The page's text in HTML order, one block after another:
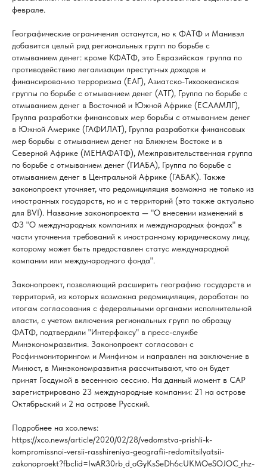
феврале.
Географические ограничения останутся, но к ФАТФ и Манивэл
добавится целый ряд региональных групп по борьбе с
отмыванием денег: кроме КФАТФ, это Евразийская группа по
противодействию легализации преступных доходов и
финансированию терроризма (ЕАГ), Азиатско-Тихоокеанская
группы по борьбе с отмыванием денег (АТГ), Группа по борьбе с
отмыванием денег в Восточной и Южной Африке (ЕСААМЛГ),
Группа разработки финансовых мер борьбы с отмыванием денег
в Южной Америке (ГАФИЛАТ), Группа разработки финансовых
мер борьбы с отмыванием денег на Ближнем Востоке и в
Северной Африке (МЕНАФАТФ), Межправительственная группа
по борьбе с отмыванием денег (ГИАБА), Группа по борьбе с
отмыванием денег в Центральной Африке (ГАБАК). Также
законопроект уточняет, что редомициляция возможна не только из
иностранных государств, но и с территорий (это также актуально
для BVI). Название законопроекта — "О внесении изменений в
ФЗ "О международных компаниях и международных фондах" в
части уточнения требований к иностранному юридическому лицу,
которому может быть предоставлен статус международной
компании или международного фонда".
Законопроект, позволяющий расширить географию государств и
территорий, из которых возможна редомициляция, доработан по
итогам согласования с федеральными органами исполнительной
власти, с учетом включения региональных групп по образцу
ФАТФ, подтвердили "Интерфаксу" в пресс-службе
Минэкономразвития. Законопроект согласован с
Росфинмониторингом и Минфином и направлен на заключение в
Минюст, в Минэкономразвития рассчитывают, что он будет
принят Госдумой в весеннюю сессию. На данный момент в САР
зарегистрировано 23 международные компании: 21 на острове
Октябрьский и 2 на острове Русский.
Подробнее на xco.news:
https://xco.news/article/2020/02/28/vedomstva-prishli-k-
kompromissnoi-versii-rasshireniya-geografii-redomitsilyatsii-
zakonoproekt?fbclid=IwAR30rb_d_oGyKsSeDh6cUKMOeSOJOC_rhz-